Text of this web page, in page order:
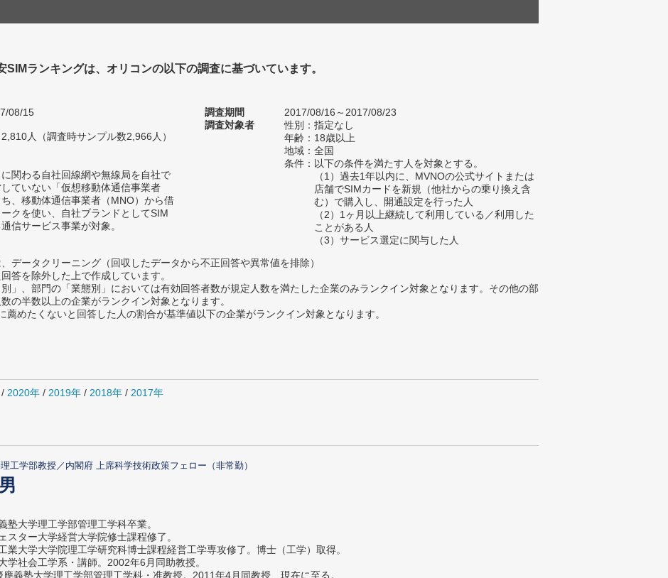
SIMランキングは、オリコンの以下の調査に基づいています。
08/15
2,810人（調査時サンプル数2,966人）
関わる自社回線網や無線局を自社で
ていない「仮想移動体通信事業者
ち、移動体通信事業者（MNO）から借
クを使い、自社ブランドとしてSIM
信サービス事業が対象。
調査期間
2017/08/16～2017/08/23
調査対象者
性別：指定なし
年齢：18歳以上
地域：全国
条件：以下の条件を満たす人を対象とする。
（1）過去1年以内に、MVNOの公式サイトまたは
店舗でSIMカードを新規（他社からの乗り換え含
む）で購入し、開通設定を行った人
（2）1ヶ月以上継続して利用している／利用した
ことがある人
（3）サービス選定に関与した人
データクリーニング（回収したデータから不正回答や異常値を排除）
答を除外した上で作成しています。
」、部門の「業態別」においては有効回答者数が規定人数を満たした企業のみランクイン対象となります。その他の部
の半数以上の企業がランクイン対象となります。
めたくないと回答した人の割合が基準値以下の企業がランクイン対象となります。
/ 2020年 / 2019年 / 2018年 / 2017年
工学部教授／内閣府 上席科学技術政策フェロー（非常勤）
塾大学理工学部管理工学科卒業。
スター大学経営大学院修士課程修了。
業大学大学院理工学研究科博士課程経営工学専攻修了。博士（工学）取得。
学社会工学系・講師。2002年6月同助教授。
義塾大学理工学部管理工学科・准教授。2011年4月同教授、現在に至る。